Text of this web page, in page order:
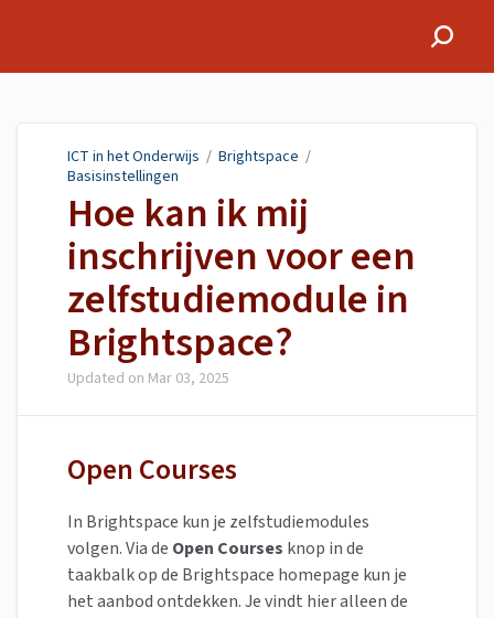
ICT in het Onderwijs / Brightspace /
Basisinstellingen
Hoe kan ik mij
inschrijven voor een
zelfstudiemodule in
Brightspace?
Updated on Mar 03, 2025
Open Courses
In Brightspace kun je zelfstudiemodules
volgen. Via de Open Courses knop in de
taakbalk op de Brightspace homepage kun je
het aanbod ontdekken. Je vindt hier alleen de